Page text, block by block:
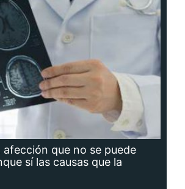
afección que no se puede
sí las causas que la